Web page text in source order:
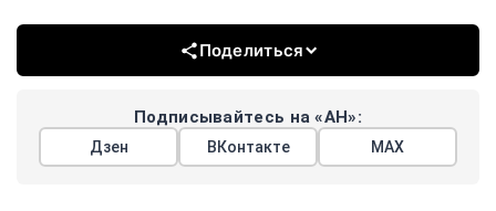
Поделиться
Подписывайтесь на «АН»:
Дзен ВКонтакте МАХ